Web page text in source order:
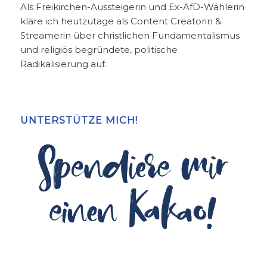
Als Freikirchen-Aussteigerin und Ex-AfD-Wählerin
kläre ich heutzutage als Content Creatorin &
Streamerin über christlichen Fundamentalismus
und religiös begründete, politische
Radikalisierung auf.
UNTERSTÜTZE MICH!